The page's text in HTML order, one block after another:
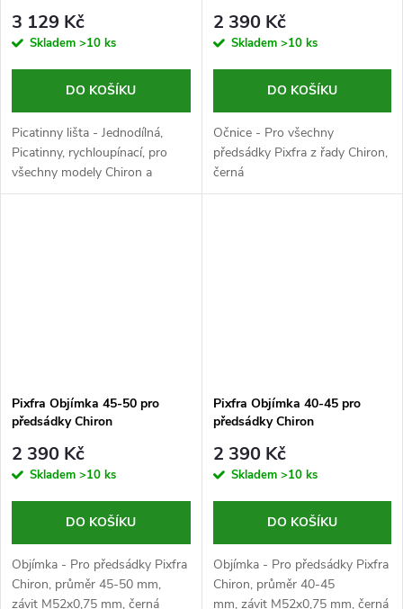
3 129 Kč
Skladem >10 ks
DO KOŠÍKU
Picatinny lišta - Jednodílná,
Picatinny, rychloupínací, pro
všechny modely Chiron a
Chiron LRF, 152 g, černá
2 390 Kč
Skladem >10 ks
DO KOŠÍKU
Očnice - Pro všechny
předsádky Pixfra z řady Chiron,
černá
Pixfra Objímka 45-50 pro
předsádky Chiron
2 390 Kč
Skladem >10 ks
DO KOŠÍKU
Objímka - Pro předsádky Pixfra
Chiron, průměr 45-50 mm,
závit M52x0,75 mm, černá
Pixfra Objímka 40-45 pro
předsádky Chiron
2 390 Kč
Skladem >10 ks
DO KOŠÍKU
Objímka - Pro předsádky Pixfra
Chiron, průměr 40-45
mm, závit M52x0,75 mm, černá